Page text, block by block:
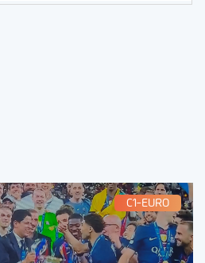
C1-EURO